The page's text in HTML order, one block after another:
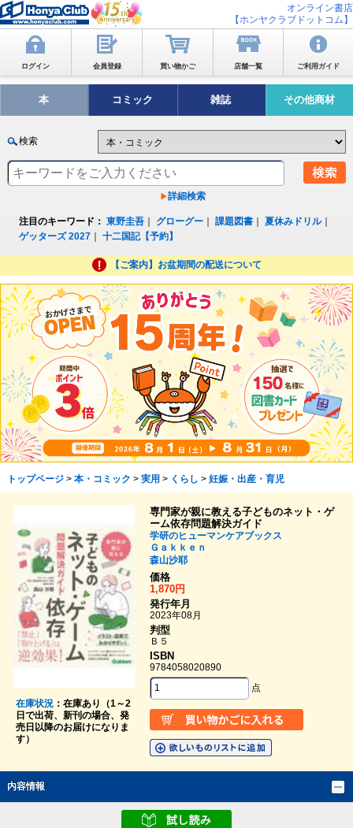
オンライン書店
【ホンヤクラブドットコム】
ログイン 会員登録 買い物かご 店舗一覧 ご利用ガイド
本 コミック 雑誌 その他商材
検索
詳細検索
注目のキーワード： 東野圭吾 グローグー ｜課題図書 ｜夏休みドリル｜
ゲッターズ 2027 ｜十二国記【予約】
【ご案内】お盆期間の配送について
トップページ> 本・コミック > 実用 > くらし > 妊娠・出産・育児
在庫状況：在庫あり（1～2
日で出荷、新刊の場合、発
売日以降のお届けになりま
す）
専門家が親に教える子どものネット・ゲ
ーム依存問題解決ガイド
学研のヒューマンケアブックス
Ｇａｋｋｅｎ
森山沙耶
価格
1,870円
発行年月
2023年08月
判型
Ｂ５
ISBN
9784058020890
点
内容情報